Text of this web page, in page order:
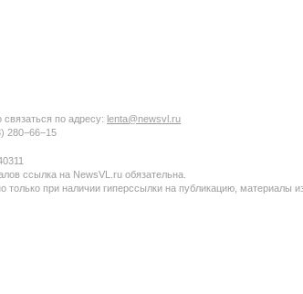
по адресу: lenta@newsvl.ru
280−66−15
ссылка на NewsVL.ru обязательна.
только при наличии гиперссылки на публикацию, материалы